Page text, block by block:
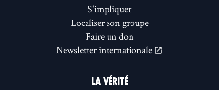
S'impliquer
Localiser son groupe
Faire un don
Newsletter internationale
LA VÉRITÉ